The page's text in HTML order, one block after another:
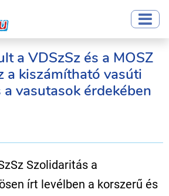
a VDSzSz és a MOSZ
a kiszámítható vasúti
a vasutasok érdekében
Szolidaritás a
írt levélben a korszerű és